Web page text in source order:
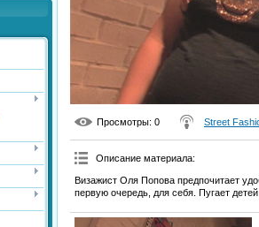
Просмотры: 0 Street
Описание материала:
Визажист Оля Попова предпочитает
первую очередь, для себя. Пугает